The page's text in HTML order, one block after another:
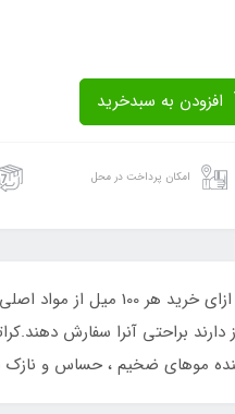
امکان پرداخت در محل